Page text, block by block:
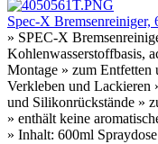
Spec-X Bremsenreiniger,
» SPEC-X
Kohlenwasserstoffbasis,
Montage » zum
Verkleben und Lackieren
und Silikonrückstände »
» enthält keine
» Inhalt: 600ml Spraydose